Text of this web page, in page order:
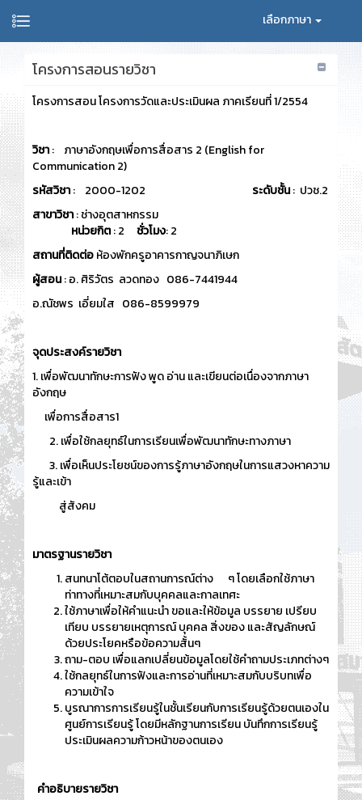
เลือกภาษา
โครงการสอนรายวิชา
โครงการสอน โครงการวัดและประเมินผล ภาคเรียนที่ 1/2554
วิชา: ภาษาอังกฤษเพื่อการสื่อสาร 2 (English for
Communication 2)
รหัสวิชา: 2000-1202 ระดับชั้น: ปวช.2
สาขาวิชา: ช่างอุตสาหกรรม
หน่วยกิต: 2 ชั่วโมง: 2
สถานที่ติดต่อห้องพักครูอาคารกาญจนาภิเษก
ผู้สอน: อ. ศิริวัตร ลวดทอง 086-7441944
อ.ณัชพร เอี่ยมใส 086-8599979
จุดประสงค์รายวิชา
1. เพื่อพัฒนาทักษะการฟัง พูด อ่าน และเขียนต่อเนื่องจากภาษา
อังกฤษ
เพื่อการสื่อสาร1
2. เพื่อใช้กลยุทธ์ในการเรียนเพื่อพัฒนาทักษะทางภาษา
3. เพื่อเห็นประโยชน์ของการรู้ภาษาอังกฤษในการแสวงหาความ
รู้และเข้า
สู่สังคม
มาตรฐานรายวิชา
สนทนาโต้ตอบในสถานการณ์ต่าง ๆ โดยเลือกใช้ภาษา
ท่าทางที่เหมาะสมกับบุคคลและกาลเทศะ
ใช้ภาษาเพื่อให้คำแนะนำ ขอและให้ข้อมูล บรรยาย เปรียบ
เทียบ บรรยายเหตุการณ์ บุคคล สิ่งของ และสัญลักษณ์
ด้วยประโยคหรือข้อความสั้นๆ
ถาม-ตอบ เพื่อแลกเปลี่ยนข้อมูลโดยใช้คำถามประเภทต่างๆ
ใช้กลยุทธ์ในการฟังและการอ่านที่เหมาะสมกับบริบทเพื่อ
ความเข้าใจ
บูรณาการการเรียนรู้ในชั้นเรียนกับการเรียนรู้ด้วยตนเองใน
ศูนย์การเรียนรู้ โดยมีหลักฐานการเรียน บันทึกการเรียนรู้
ประเมินผลความก้าวหน้าของตนเอง
คำอธิบายรายวิชา